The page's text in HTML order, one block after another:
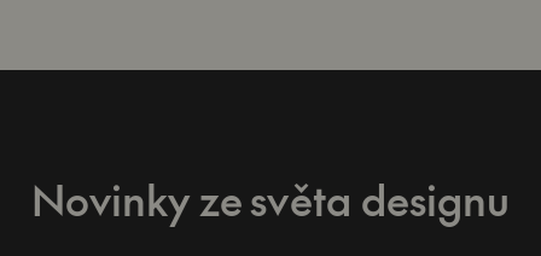
Novinky ze světa designu